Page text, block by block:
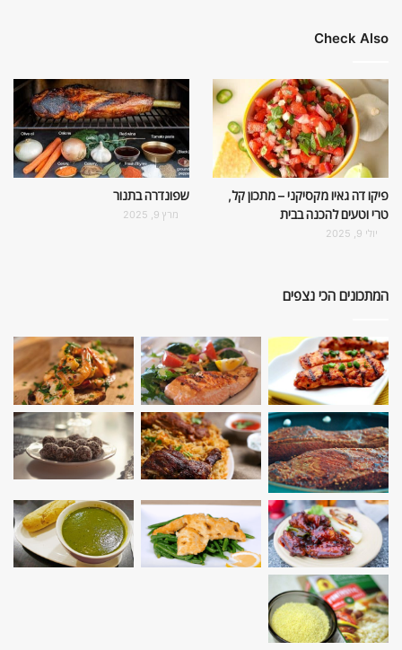
Check Also
פיקו דה גאיו מקסיקני – מתכון קל,
טרי וטעים להכנה בבית
יולי 9, 2025
שפונדרה בתנור
מרץ 9, 2025
המתכונים הכי נצפים